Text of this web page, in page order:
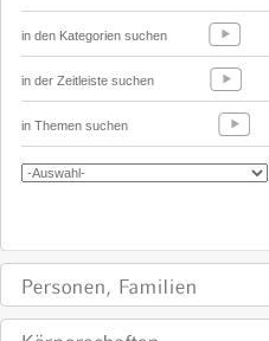
in den Kategorien suchen
in der Zeitleiste suchen
in Themen suchen